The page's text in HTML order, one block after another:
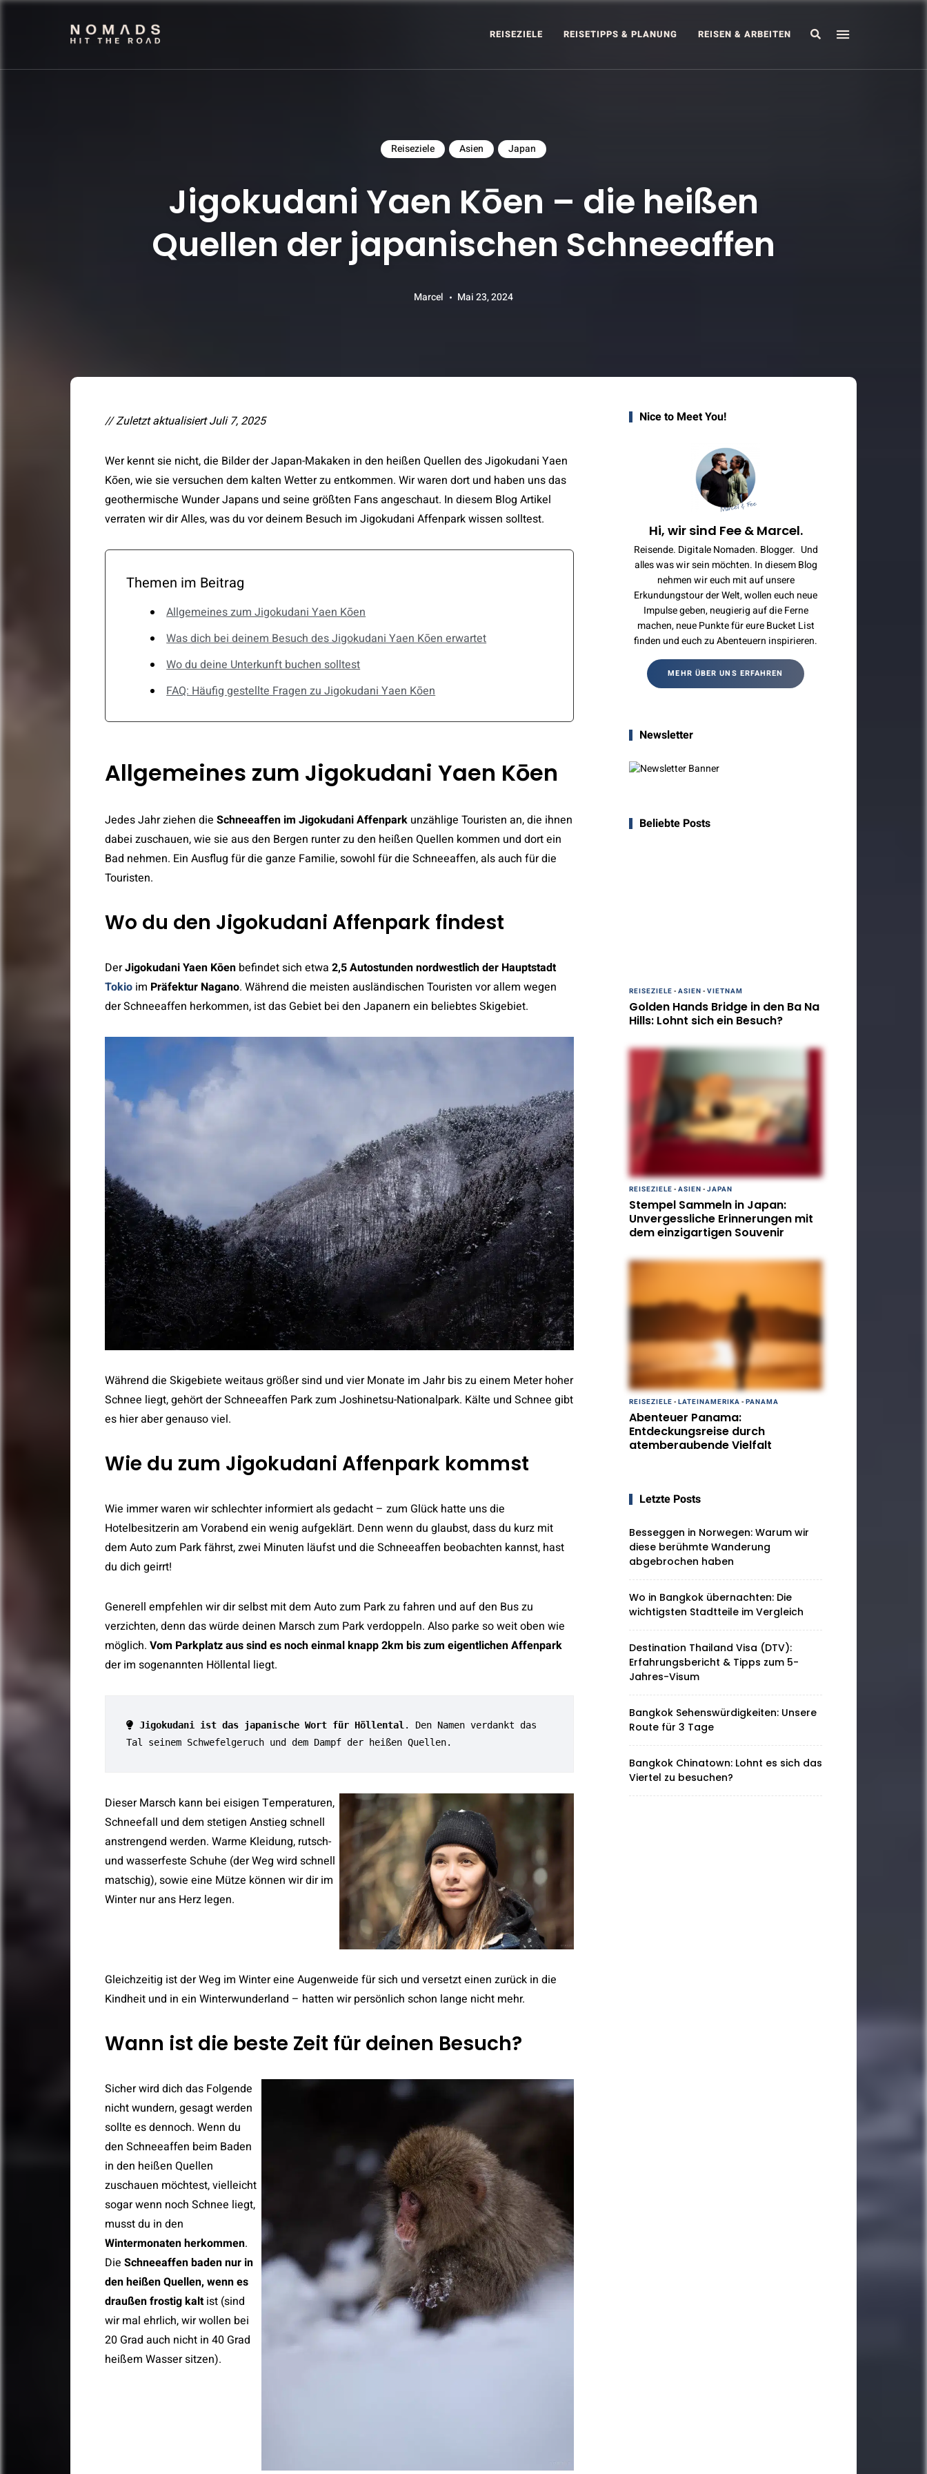
REISEZIELE REISETIPPS & PLANUNG REISEN & ARBEITEN Search
Reiseziele Asien Japan
Jigokudani Yaen Kōen – die heißen
Quellen der japanischen Schneeaffen
Marcel Mai 23, 2024
// Zuletzt aktualisiert Juli 7, 2025
Wer kennt sie nicht, die Bilder der Japan-Makaken in den heißen Quellen des Jigokudani Yaen
Kōen, wie sie versuchen dem kalten Wetter zu entkommen. Wir waren dort und haben uns das
geothermische Wunder Japans und seine größten Fans angeschaut. In diesem Blog Artikel
verraten wir dir Alles, was du vor deinem Besuch im Jigokudani Affenpark wissen solltest.
Themen im Beitrag
Allgemeines zum Jigokudani Yaen Kōen
Was dich bei deinem Besuch des Jigokudani Yaen Kōen erwartet
Wo du deine Unterkunft buchen solltest
FAQ: Häufig gestellte Fragen zu Jigokudani Yaen Kōen
Allgemeines zum Jigokudani Yaen Kōen
Jedes Jahr ziehen die Schneeaffen im Jigokudani Affenpark unzählige Touristen an, die ihnen
dabei zuschauen, wie sie aus den Bergen runter zu den heißen Quellen kommen und dort ein
Bad nehmen. Ein Ausflug für die ganze Familie, sowohl für die Schneeaffen, als auch für die
Touristen.
Wo du den Jigokudani Affenpark findest
DerJigokudani Yaen Kōen befindet sich etwa 2,5 Autostunden nordwestlich der Hauptstadt
Tokio im Präfektur Nagano. Während die meisten ausländischen Touristen vor allem wegen
der Schneeaffen herkommen, ist das Gebiet bei den Japanern ein beliebtes Skigebiet.
Während die Skigebiete weitaus größer sind und vier Monate im Jahr bis zu einem Meter hoher
Schnee liegt, gehört der Schneeaffen Park zum Joshinetsu-Nationalpark. Kälte und Schnee gibt
es hier aber genauso viel.
Wie du zum Jigokudani Affenpark kommst
Wie immer waren wir schlechter informiert als gedacht – zum Glück hatte uns die
Hotelbesitzerin am Vorabend ein wenig aufgeklärt. Denn wenn du glaubst, dass du kurz mit
dem Auto zum Park fährst, zwei Minuten läufst und die Schneeaffen beobachten kannst, hast
du dich geirrt!
Generell empfehlen wir dir selbst mit dem Auto zum Park zu fahren und auf den Bus zu
verzichten, denn das würde deinen Marsch zum Park verdoppeln. Also parke so weit oben wie
möglich. Vom Parkplatz aus sind es noch einmal knapp 2km bis zum eigentlichen Affenpark
der im sogenannten Höllental liegt.
Jigokudani ist das japanische Wort für Höllental . Den Namen verdankt das
Tal seinem Schwefelgeruch und dem Dampf der heißen Quellen.
Dieser Marsch kann bei eisigen Temperaturen,
Schneefall und dem stetigen Anstieg schnell
anstrengend werden. Warme Kleidung, rutsch-
und wasserfeste Schuhe (der Weg wird schnell
matschig), sowie eine Mütze können wir dir im
Winter nur ans Herz legen.
Gleichzeitig ist der Weg im Winter eine Augenweide für sich und versetzt einen zurück in die
Kindheit und in ein Winterwunderland – hatten wir persönlich schon lange nicht mehr.
Wann ist die beste Zeit für deinen Besuch?
Sicher wird dich das Folgende
nicht wundern, gesagt werden
sollte es dennoch. Wenn du
den Schneeaffen beim Baden
in den heißen Quellen
zuschauen möchtest, vielleicht
sogar wenn noch Schnee liegt,
musst du in den
Wintermonaten herkommen.
DieSchneeaffen baden nur in
den heißen Quellen, wenn es
draußen frostig kaltist (sind
wir mal ehrlich, wir wollen bei
20 Grad auch nicht in 40 Grad
heißem Wasser sitzen).
Nice to Meet You!
Hi, wir sind Fee & Marcel.
Reisende. Digitale Nomaden. Blogger. Und
alles was wir sein möchten. In diesem Blog
nehmen wir euch mit auf unsere
Erkundungstour der Welt, wollen euch neue
Impulse geben, neugierig auf die Ferne
machen, neue Punkte für eure Bucket List
finden und euch zu Abenteuern inspirieren.
MEHR ÜBER UNS ERFAHREN
Newsletter
Beliebte Posts
REISEZIELE - ASIEN - VIETNAM
Golden Hands Bridge in den Ba Na
Hills: Lohnt sich ein Besuch?
REISEZIELE - ASIEN - JAPAN
Stempel Sammeln in Japan:
Unvergessliche Erinnerungen mit
dem einzigartigen Souvenir
REISEZIELE - LATEINAMERIKA - PANAMA
Abenteuer Panama:
Entdeckungsreise durch
atemberaubende Vielfalt
Letzte Posts
Besseggen in Norwegen: Warum wir
diese berühmte Wanderung
abgebrochen haben
Wo in Bangkok übernachten: Die
wichtigsten Stadtteile im Vergleich
Destination Thailand Visa (DTV):
Erfahrungsbericht & Tipps zum 5-
Jahres-Visum
Bangkok Sehenswürdigkeiten: Unsere
Route für 3 Tage
Bangkok Chinatown: Lohnt es sich das
Viertel zu besuchen?